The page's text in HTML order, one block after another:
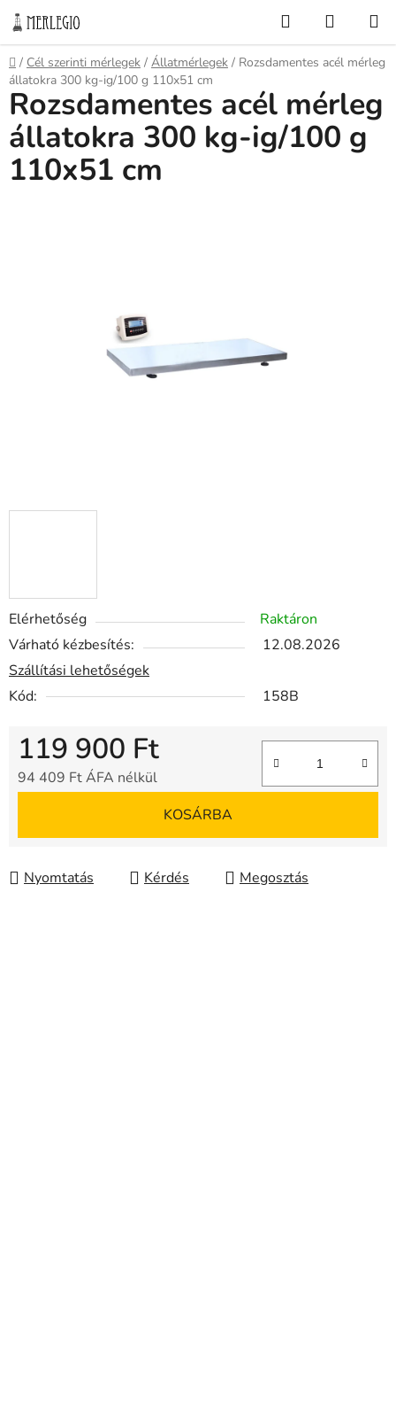
Ugrás
fő
tartalomhoz
KeresésKOSÁR
Kezdőlap
/ Cél szerinti mérlegek / Állatmérlegek / Rozsdamentes acél mérleg
állatokra 300 kg-ig/100 g 110x51 cm
Elérhetőség
Raktáron
Várható kézbesítés:
12.08.2026
Szállítási lehetőségek
Kód:
158B
119 900 Ft
94 409 Ft ÁFA nélkül
KOSÁRBA
Nyomtatás Kérdés Megosztás
Rozsdamentes acél mérleg
állatokra 300 kg-ig/100 g
110x51 cm